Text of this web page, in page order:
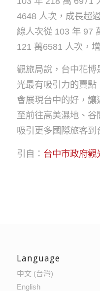
4648 人次，成長超
線人次從 103 年 97
121 萬6581 人次，
觀旅局說，台中花
光最有吸引力的賣
會展現台中的好，
至前往高美濕地、
吸引更多國際旅客到
引自： 台中市政府觀
Language
中文 (台灣)
English